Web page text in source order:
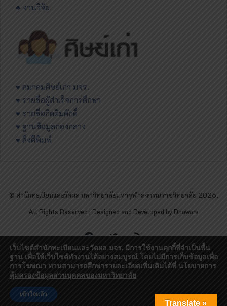
♣ งานวิจัย
♥ สมาคมศิษย์เก่า มจร.
♥ รายชื่อผู้สำเร็จการศึกษา
♥ รายชื่อกิตติมศักดิ์
♥ ฐานข้อมูลกองกลาง
♥ สิ่งตีพิมพ์
© สำนักทะเบียนและวัดผล มหาวิทยาลัยมหาจุฬาลงกรณราชวิทยาลัย 2026,
All Rights Reserved | Designed and Developed by Dhawara
FacebookTwitterRSS
Translate »
เว็บไซต์สำนักทะเบียนและวัดผล มจร. มีการใช้งานคุกกี้ที่จำเป็นพื้น
ฐาน เพื่อให้เว็บไซต์ทำงานได้อย่างสมบูรณ์ โดยไม่มีการเก็บข้อมูลเพื่อ
การโฆษณา ท่านสามารถศึกษารายละเอียดเพิ่มเติมได้ที่ นโยบายการ
คุ้มครองข้อมูลส่วนบุคคลของมหาวิทยาลัย
เข้าใจแล้ว